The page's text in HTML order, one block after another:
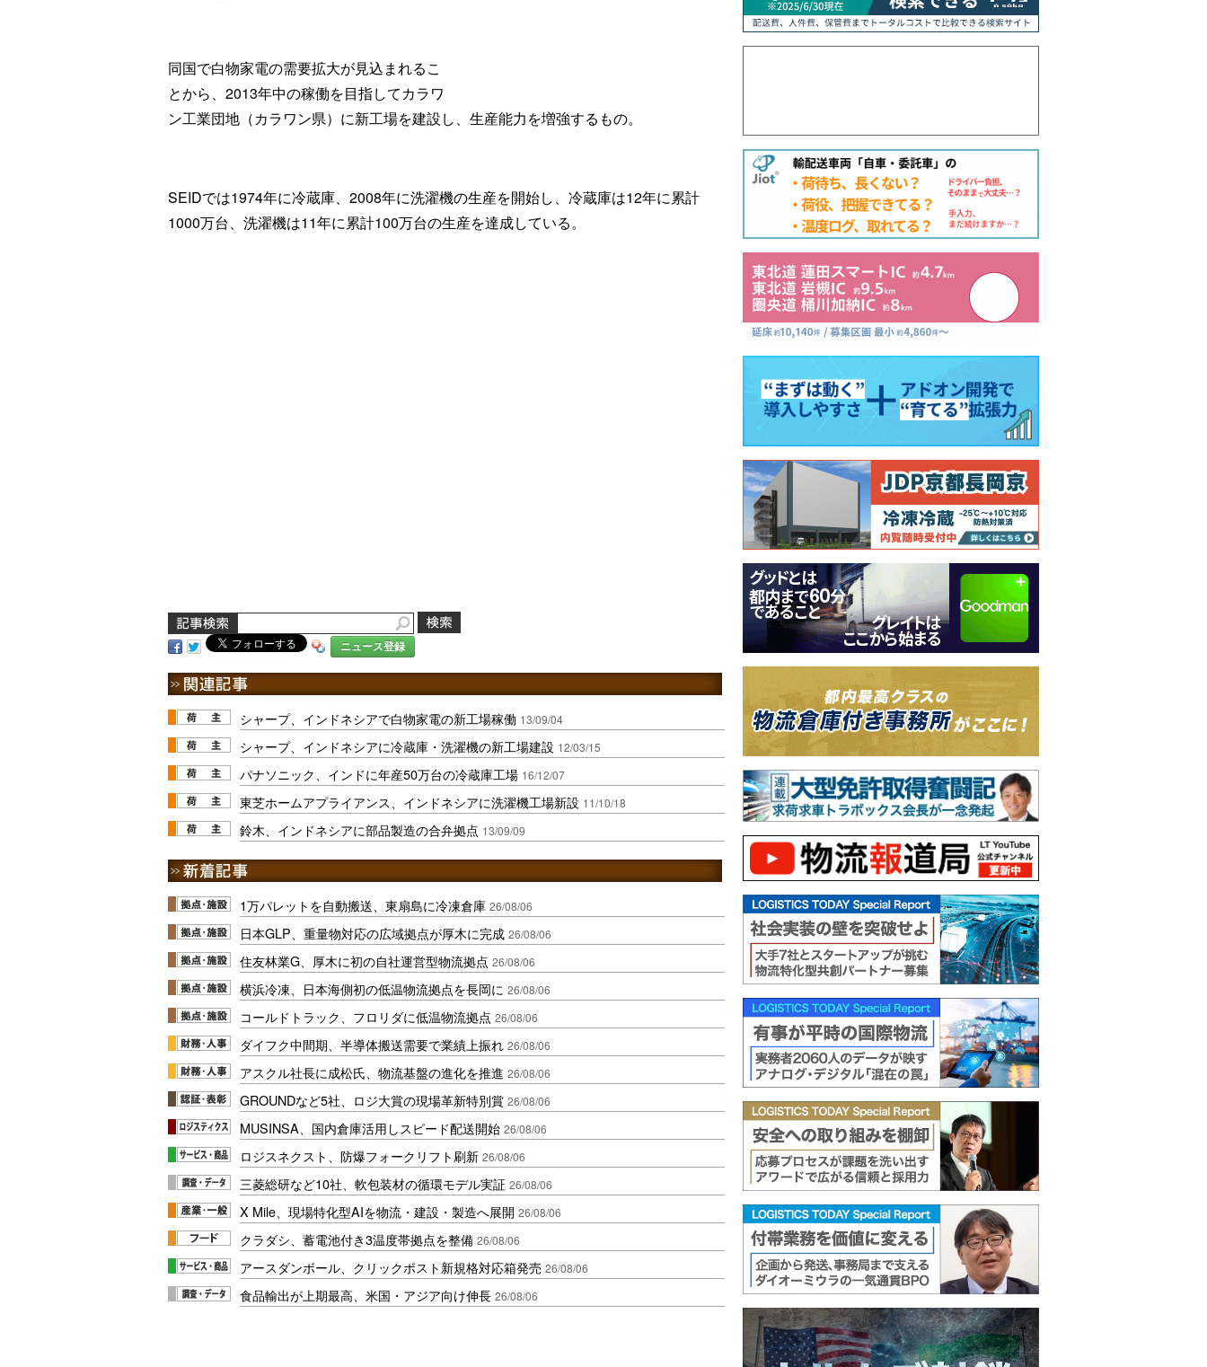
同国で白物家電の需要拡大が見込まれるこ
とから、2013年中の稼働を目指してカラワ
ン工業団地（カラワン県）に新工場を建設し、生産能力を増強するもの。
SEIDでは1974年に冷蔵庫、2008年に洗濯機の生産を開始し、冷蔵庫は12年に累計
1000万台、洗濯機は11年に累計100万台の生産を達成している。
ニュース登録
シャープ、インドネシアで白物家電の新工場稼働 13/09/04
シャープ、インドネシアに冷蔵庫・洗濯機の新工場建設 12/03/15
パナソニック、インドに年産50万台の冷蔵庫工場 16/12/07
東芝ホームアプライアンス、インドネシアに洗濯機工場新設 11/10/18
鈴木、インドネシアに部品製造の合弁拠点 13/09/09
1万パレットを自動搬送、東扇島に冷凍倉庫 26/08/06
日本GLP、重量物対応の広域拠点が厚木に完成 26/08/06
住友林業G、厚木に初の自社運営型物流拠点 26/08/06
横浜冷凍、日本海側初の低温物流拠点を長岡に 26/08/06
コールドトラック、フロリダに低温物流拠点 26/08/06
ダイフク中間期、半導体搬送需要で業績上振れ 26/08/06
アスクル社長に成松氏、物流基盤の進化を推進 26/08/06
GROUNDなど5社、ロジ大賞の現場革新特別賞 26/08/06
MUSINSA、国内倉庫活用しスピード配送開始 26/08/06
ロジスネクスト、防爆フォークリフト刷新 26/08/06
三菱総研など10社、軟包装材の循環モデル実証 26/08/06
X Mile、現場特化型AIを物流・建設・製造へ展開 26/08/06
クラダシ、蓄電池付き3温度帯拠点を整備 26/08/06
アースダンボール、クリックポスト新規格対応箱発売 26/08/06
食品輸出が上期最高、米国・アジア向け伸長 26/08/06